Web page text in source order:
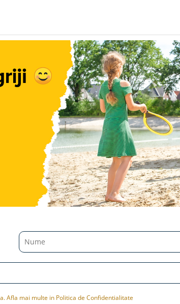
Afla mai multe in Politica de Confidentialitate